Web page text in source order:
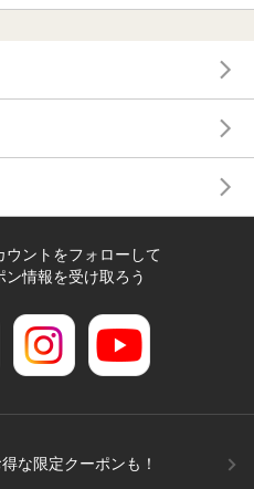
ウントをフォローして
情報を受け取ろう
な限定クーポンも！